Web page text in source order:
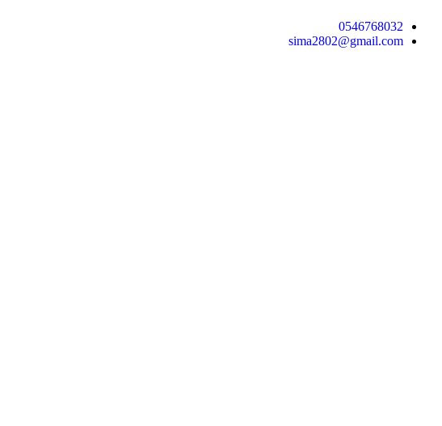
0546768032
sima2802@gmail.com